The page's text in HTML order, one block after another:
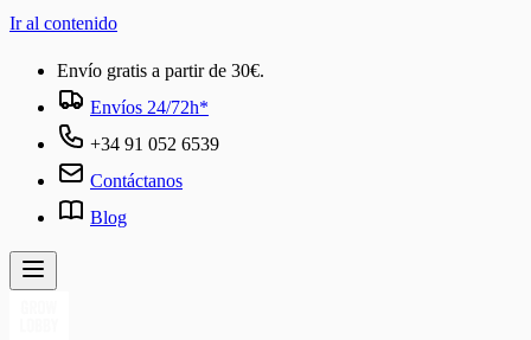
Ir al contenido
Envío gratis a partir de 30€.
Envíos 24/72h*
+34 91 052 6539
Contáctanos
Blog